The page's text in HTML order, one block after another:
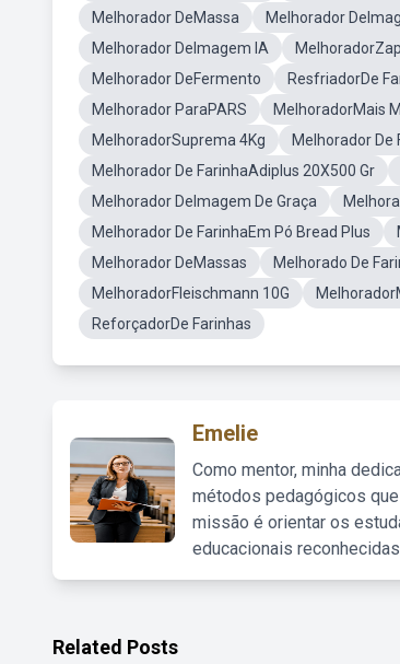
Melhorador DeMassa
Melhorador
Melhorador DeImagem IA
Melhorador DeFermento
ResfriadorDe
Melhorador ParaPARS
MelhoradorMais
MelhoradorSuprema 4Kg
Melhorador De
Melhorador De FarinhaAdiplus 20X500 Gr
Melhorador DeImagem De Graça
Melhorador De FarinhaEm Pó Bread Plus
Melhorador DeMassas
Melhorado De
MelhoradorFleischmann 10G
ReforçadorDe Farinhas
Emelie
Como mentor, minha
métodos pedagógicos
missão é orientar os
educacionais
Related Posts